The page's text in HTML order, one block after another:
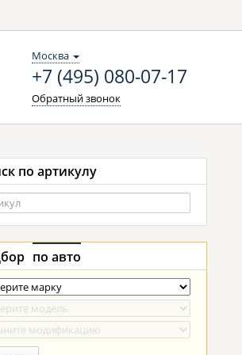
Москва
+7 (495) 080-07-17
Обратный звонок
по артикулу
по авто